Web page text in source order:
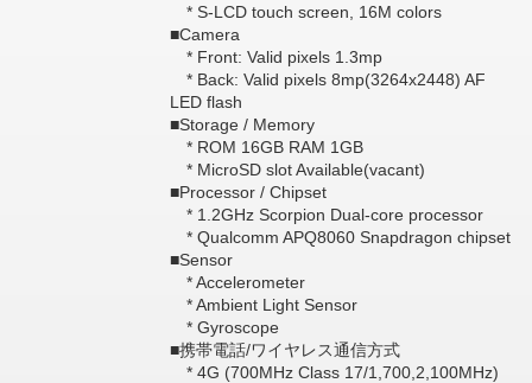
* S-LCD touch screen, 16M colors
■Camera
* Front: Valid pixels 1.3mp
* Back: Valid pixels 8mp(3264x2448) AF
LED flash
■Storage / Memory
* ROM 16GB RAM 1GB
* MicroSD slot Available(vacant)
■Processor / Chipset
* 1.2GHz Scorpion Dual-core processor
* Qualcomm APQ8060 Snapdragon chipset
■Sensor
* Accelerometer
* Ambient Light Sensor
* Gyroscope
■携帯電話/ワイヤレス通信方式
* 4G (700MHz Class 17/1,700,2,100MHz)